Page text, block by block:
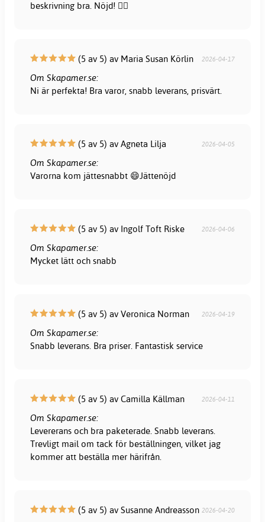
beskrivning bra. Nöjd! 👍🏻
(5 av 5) av Maria Susan Körlin 2026-04-17
Om Skapamer.se:
Ni är perfekta! Bra varor, snabb leverans, prisvärt.
(5 av 5) av Agneta Lilja 2026-04-05
Om Skapamer.se:
Varorna kom jättesnabbt 😄Jättenöjd
(5 av 5) av Ingolf Toft Riske 2026-04-06
Om Skapamer.se:
Mycket lätt och snabb
(5 av 5) av Veronica Norman 2026-04-19
Om Skapamer.se:
Snabb leverans. Bra priser. Fantastisk service
(5 av 5) av Camilla Källman 2026-04-11
Om Skapamer.se:
Levererans och bra paketerade. Snabb leverans.
Trevligt mail om tack för beställningen, vilket jag
kommer att beställa mer härifrån.
(5 av 5) av Susanne Andreasson 2026-04-20